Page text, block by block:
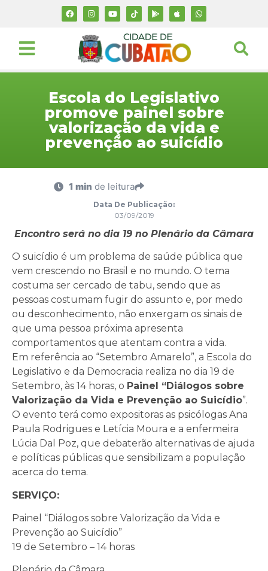
Escola do Legislativo
promove painel sobre
valorização da vida e
prevenção ao suicídio
1 min de leitura
Data De Publicação:
03/09/2019
Encontro será no dia 19 no Plenário da Câmara
O suicídio é um problema de saúde pública que
vem crescendo no Brasil e no mundo. O tema
costuma ser cercado de tabu, sendo que as
pessoas costumam fugir do assunto e, por medo
ou desconhecimento, não enxergam os sinais de
que uma pessoa próxima apresenta
comportamentos que atentam contra a vida.
Em referência ao “Setembro Amarelo”, a Escola do
Legislativo e da Democracia realiza no dia 19 de
Setembro, às 14 horas, o Painel “Diálogos sobre
Valorização da Vida e Prevenção ao Suicídio”.
O evento terá como expositoras as psicólogas Ana
Paula Rodrigues e Letícia Moura e a enfermeira
Lúcia Dal Poz, que debaterão alternativas de ajuda
e políticas públicas que sensibilizam a população
acerca do tema.
SERVIÇO:
Painel “Diálogos sobre Valorização da Vida e
Prevenção ao Suicídio”
19 de Setembro – 14 horas